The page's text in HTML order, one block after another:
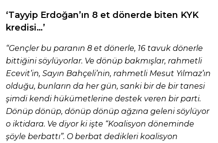
‘Tayyip Erdoğan’ın 8 et dönerde biten KYK
kredisi…’
“Gençler bu paranın 8 et dönerle, 16 tavuk dönerle
bittiğini söylüyorlar. Ve dönüp bakmışlar, rahmetli
Ecevit’in, Sayın Bahçeli’nin, rahmetli Mesut Yılmaz’ın
olduğu, bunların da her gün, sanki bir de bir tanesi
şimdi kendi hükümetlerine destek veren bir parti.
Dönüp dönüp, dönüp dönüp ağzına geleni söylüyor
o iktidara. Ve diyor ki işte “Koalisyon döneminde
şöyle berbattı”. O berbat dedikleri koalisyon